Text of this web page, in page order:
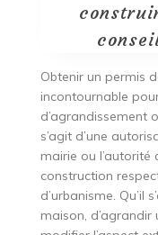
Obtenir un permis
incontournable
d’agrandissement
s’agit d’une
mairie ou l’autorité
construction
d’urbanisme. Qu’il
maison,